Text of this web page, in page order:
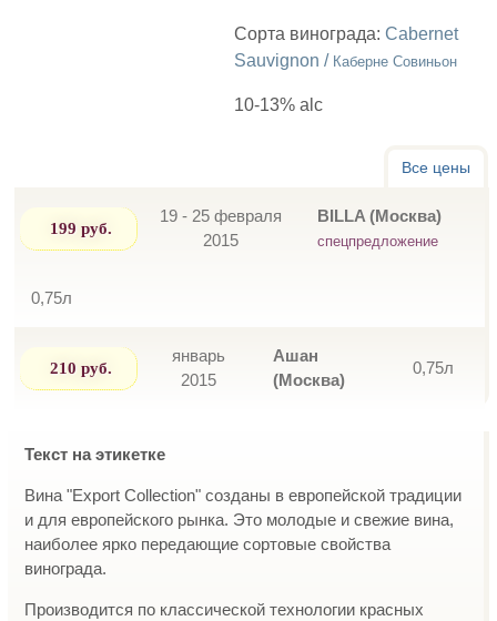
Сорта винограда: Cabernet
Sauvignon / Каберне Совиньон
10-13% alc
Все цены
199 руб.
19 - 25 февраля
2015
BILLA (Москва)
спецпредложение
0,75л
210 руб.
январь
2015
Ашан
(Москва)
0,75л
Текст на этикетке
Вина "Export Collection" созданы в европейской традиции
и для европейского рынка. Это молодые и свежие вина,
наиболее ярко передающие сортовые свойства
винограда.
Производится по классической технологии красных